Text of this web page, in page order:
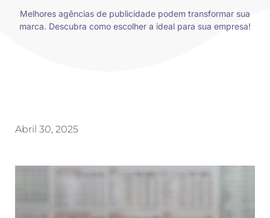
Melhores agências de publicidade podem transformar sua
marca. Descubra como escolher a ideal para sua empresa!
Abril 30, 2025